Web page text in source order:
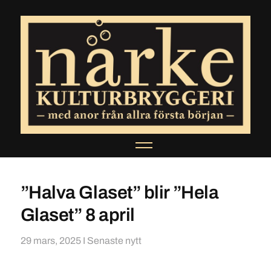
”Halva Glaset” blir ”Hela
Glaset” 8 april
29 mars, 2025 I Senaste nytt